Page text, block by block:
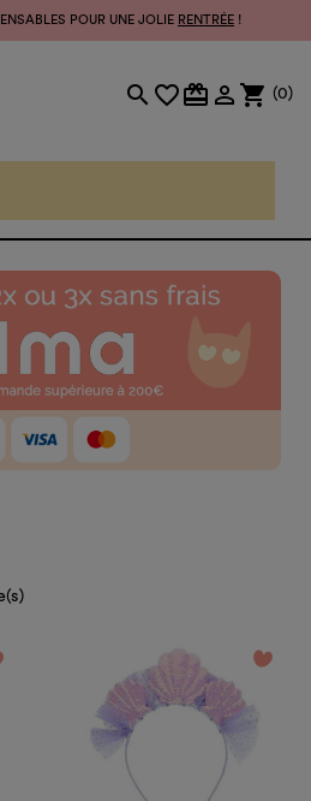
POUR UNE JOLIE RENTRÉE !
search favorite_bordercard_giftcard  shopping_cart (0)
favorite_border